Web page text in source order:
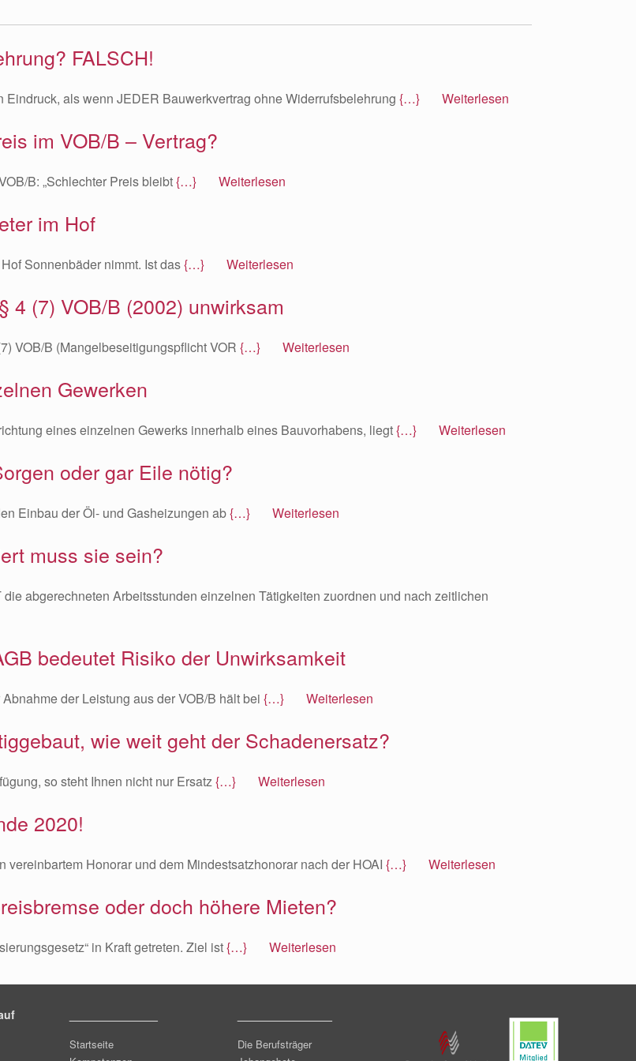
FALSCH!
als wenn JEDER Bauwerkvertrag ohne Widerrufsbelehrung {…} Weiterlesen
im VOB/B – Vertrag?
B: „Schlechter Preis bleibt{…} Weiterlesen
im Hof
Sonnenbäder nimmt. Ist das{…} Weiterlesen
4 (7) VOB/B (2002) unwirksam
VOB/B (Mangelbeseitigungspflicht VOR {…} Weiterlesen
Gewerken
eines einzelnen Gewerks innerhalb eines Bauvorhabens, liegt{…} Weiterlesen
oder gar Eile nötig?
Einbau der Öl- und Gasheizungen ab{…} Weiterlesen
muss sie sein?
abgerechneten Arbeitsstunden einzelnen Tätigkeiten zuordnen und nach zeitlichen
bedeutet Risiko der Unwirksamkeit
der Leistung aus der VOB/B hält bei {…} Weiterlesen
wie weit geht der Schadenersatz?
so steht Ihnen nicht nur Ersatz{…} Weiterlesen
2020!
Honorar und dem Mindestsatzhonorar nach der HOAI {…} Weiterlesen
oder doch höhere Mieten?
in Kraft getreten. Ziel ist{…} Weiterlesen
Startseite
Die Berufsträger